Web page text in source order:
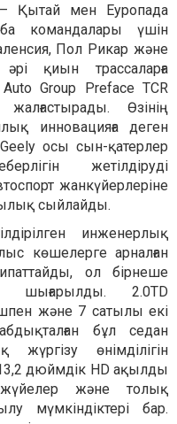
Қытай мен Еуропада
командалары үшін
Пол Рикар және
қиын трассаларға
Group Preface TCR
Өзінің
инновацияға деген
осы сын-қатерлер
жетілдіруді
жанкүйерлеріне
сыйлайды.
инженерлық
көшелерге арналған
ол бірнеше
шығарылды. 2.0TD
және 7 сатылы екі
бұл седан
өнімділігін
дюймдік HD ақылды
және толық
мүмкіндіктері бар.